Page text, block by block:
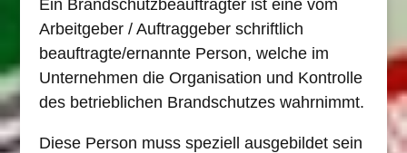
Ein Brandschutzbeauftragter ist eine vom
Arbeitgeber / Auftraggeber schriftlich
beauftragte/ernannte Person, welche im
Unternehmen die Organisation und Kontrolle
des betrieblichen Brandschutzes wahrnimmt.
Diese Person muss speziell ausgebildet sein